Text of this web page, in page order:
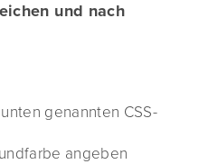
und nach
genannten CSS-
angeben